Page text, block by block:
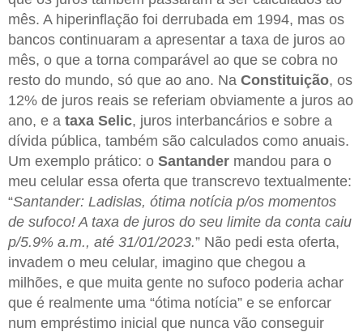
mês. A hiperinflação foi derrubada em 1994, mas os
bancos continuaram a apresentar a taxa de juros ao
mês, o que a torna comparável ao que se cobra no
resto do mundo, só que ao ano. Na Constituição, os
12% de juros reais se referiam obviamente a juros ao
ano, e a taxa Selic, juros interbancários e sobre a
dívida pública, também são calculados como anuais.
Um exemplo prático: o Santander mandou para o
meu celular essa oferta que transcrevo textualmente:
“Santander: Ladislas, ótima notícia p/os momentos
de sufoco! A taxa de juros do seu limite da conta caiu
p/5.9% a.m., até 31/01/2023.” Não pedi esta oferta,
invadem o meu celular, imagino que chegou a
milhões, e que muita gente no sufoco poderia achar
que é realmente uma “ótima notícia” e se enforcar
num empréstimo inicial que nunca vão conseguir